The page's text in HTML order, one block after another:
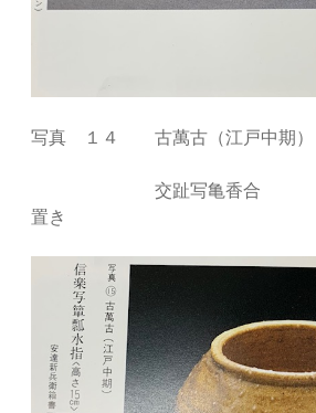
写真 １４ 古萬古（江戸中期）
交趾写亀香合
置き